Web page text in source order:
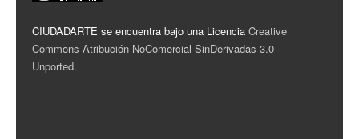
CIUDADARTE se encuentra bajo una Licencia Creative
Commons Atribución-NoComercial-SinDerivadas 3.0
Unported.